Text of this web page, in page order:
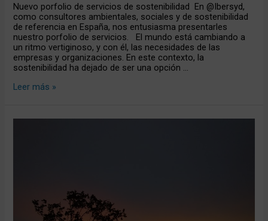
Nuevo porfolio de servicios de sostenibilidad En @Ibersyd,
como consultores ambientales, sociales y de sostenibilidad
de referencia en España, nos entusiasma presentarles
nuestro porfolio de servicios. El mundo está cambiando a
un ritmo vertiginoso, y con él, las necesidades de las
empresas y organizaciones. En este contexto, la
sostenibilidad ha dejado de ser una opción …
Leer más »
ciudades